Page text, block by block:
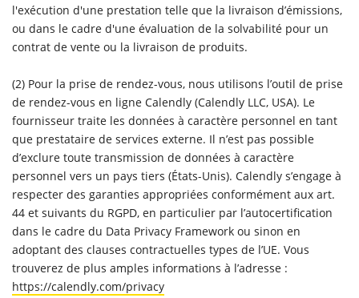
l'exécution d'une prestation telle que la livraison d’émissions,
ou dans le cadre d'une évaluation de la solvabilité pour un
contrat de vente ou la livraison de produits.
(2) Pour la prise de rendez-vous, nous utilisons l’outil de prise
de rendez-vous en ligne Calendly (Calendly LLC, USA). Le
fournisseur traite les données à caractère personnel en tant
que prestataire de services externe. Il n’est pas possible
d’exclure toute transmission de données à caractère
personnel vers un pays tiers (États-Unis). Calendly s’engage à
respecter des garanties appropriées conformément aux art.
44 et suivants du RGPD, en particulier par l’autocertification
dans le cadre du Data Privacy Framework ou sinon en
adoptant des clauses contractuelles types de l’UE. Vous
trouverez de plus amples informations à l’adresse :
https://calendly.com/privacy